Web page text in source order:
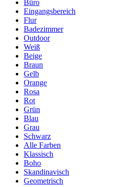
Büro
Eingangsbereich
Flur
Badezimmer
Outdoor
Weiß
Beige
Braun
Gelb
Orange
Rosa
Rot
Grün
Blau
Grau
Schwarz
Alle Farben
Klassisch
Boho
Skandinavisch
Geometrisch